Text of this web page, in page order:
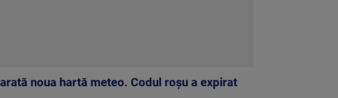
noua hartă meteo. Codul roșu a expirat